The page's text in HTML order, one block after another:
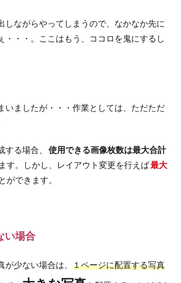
しながらやってしまうので、なかなか先に
・・・。ここはもう、ココロを鬼にするし
いましたが・・・作業としては、ただただ
る場合、
使用できる画像枚数は最大合計
す。しかし、レイアウト変更を行えば最大
ができます。
い場合
が少ない場合は、 １ページに配置する写真